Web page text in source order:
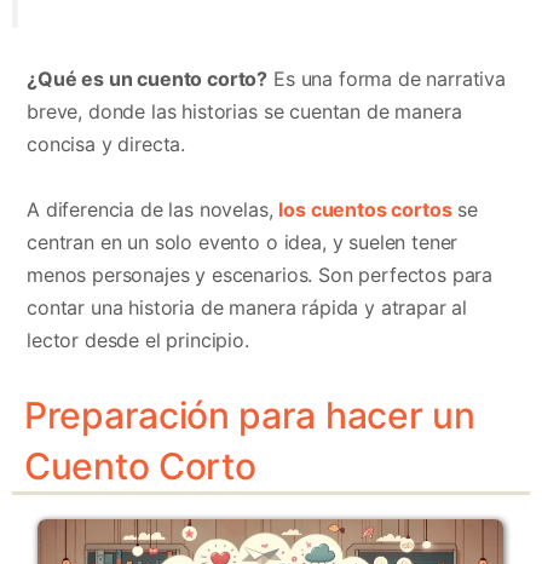
¿Qué es un cuento corto? Es una forma de narrativa
breve, donde las historias se cuentan de manera
concisa y directa.
A diferencia de las novelas, los cuentos cortosse
centran en un solo evento o idea, y suelen tener
menos personajes y escenarios. Son perfectos para
contar una historia de manera rápida y atrapar al
lector desde el principio.
Preparación para hacer un
Cuento Corto